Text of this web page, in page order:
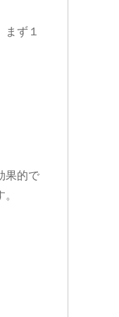
ず１
果的で